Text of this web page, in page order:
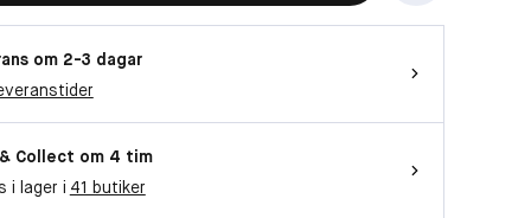
om 2-3 dagar
Collect om 4 tim
i lager i 41 butiker